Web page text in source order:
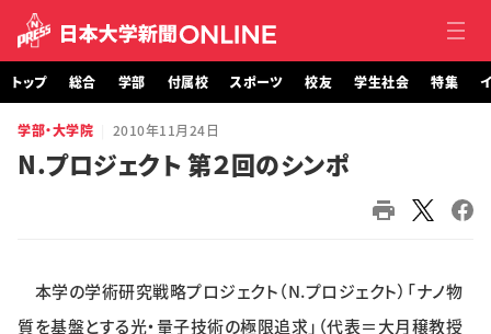
トップ
付属校
トップ 総合 学部 付属校 スポーツ 校友 学生社会 特集
学部・大学院 2010年11月24日
N.プロジェクト 第２回のシンポ
本学の学術研究戦略プロジェクト（N.プロジェクト）「ナノ物
質を基盤とする光・量子技術の極限追求」（代表＝大月穣教授